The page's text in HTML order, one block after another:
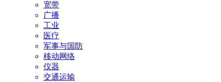
宽带
广播
工业
医疗
军事与国防
移动网络
仪器
交通运输